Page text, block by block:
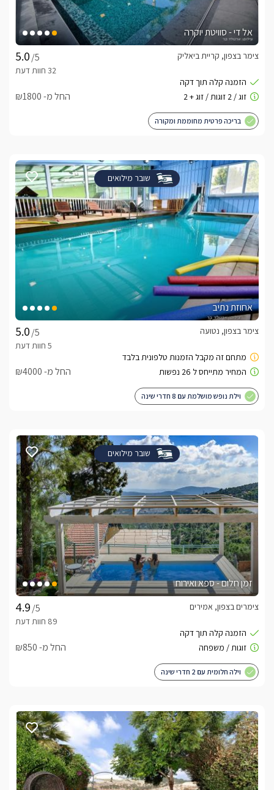
אל די - סוויטת יוקרה
/5
צימר בצפון, קריית ביאליק
החל מ- ₪1800
בריכה פרטית מחוממת ומקורה
שובר מילואים
אחוזת נתיב
/5
צימר בצפון, נטועה
החל מ- ₪4000
וילת נופש מושלמת עם 8 חדרי שינה
שובר מילואים
זמן חלום - ספא ואירוח
/5
צימרים בצפון, אמירים
החל מ- ₪850
וילה חלומית עם 2 חדרי שינה